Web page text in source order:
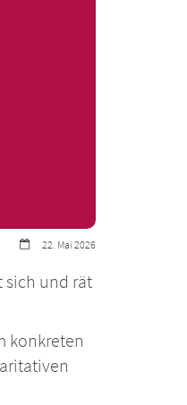
Datum:22. Mai 2026
sich und rät
konkreten